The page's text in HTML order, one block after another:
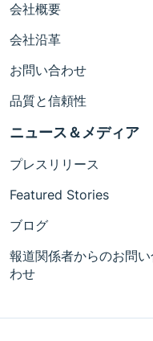
会社概要
会社沿革
お問い合わせ
品質と信頼性
ニュース＆メディア
プレスリリース
Featured Stories
ブログ
報道関係者からのお問い
わせ